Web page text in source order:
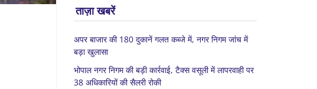
ताज़ा खबरें
अपर बाजार की 180 दुकानें गलत कब्जे में, नगर निगम जांच में
बड़ा खुलासा
भोपाल नगर निगम की बड़ी कार्रवाई, टैक्स वसूली में लापरवाही पर
38 अधिकारियों की सैलरी रोकी